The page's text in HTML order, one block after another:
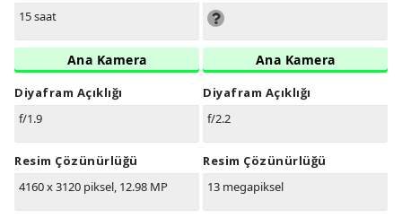
15 saat
Ana Kamera
Diyafram Açıklığı
f/1.9
Resim Çözünürlüğü
4160 x 3120 piksel, 12.98 MP
Ana Kamera
Diyafram Açıklığı
f/2.2
Resim Çözünürlüğü
13 megapiksel